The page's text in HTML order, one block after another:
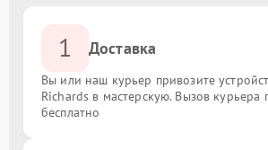
1 Доставка
Вы или наш курьер привозите
Richards в мастерскую. Вызов курьера
бесплатно